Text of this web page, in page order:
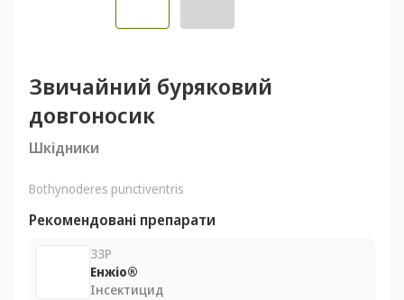
Звичайний буряковий
довгоносик
Шкідники
Bothynoderes punctiventris
Рекомендовані препарати
ЗЗР
Енжіо®
Інсектицид